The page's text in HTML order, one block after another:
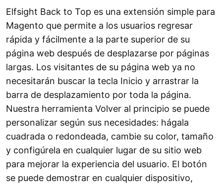
Elfsight Back to Top es una extensión simple para
Magento que permite a los usuarios regresar
rápida y fácilmente a la parte superior de su
página web después de desplazarse por páginas
largas. Los visitantes de su página web ya no
necesitarán buscar la tecla Inicio y arrastrar la
barra de desplazamiento por toda la página.
Nuestra herramienta Volver al principio se puede
personalizar según sus necesidades: hágala
cuadrada o redondeada, cambie su color, tamaño
y configúrela en cualquier lugar de su sitio web
para mejorar la experiencia del usuario. El botón
se puede demostrar en cualquier dispositivo,